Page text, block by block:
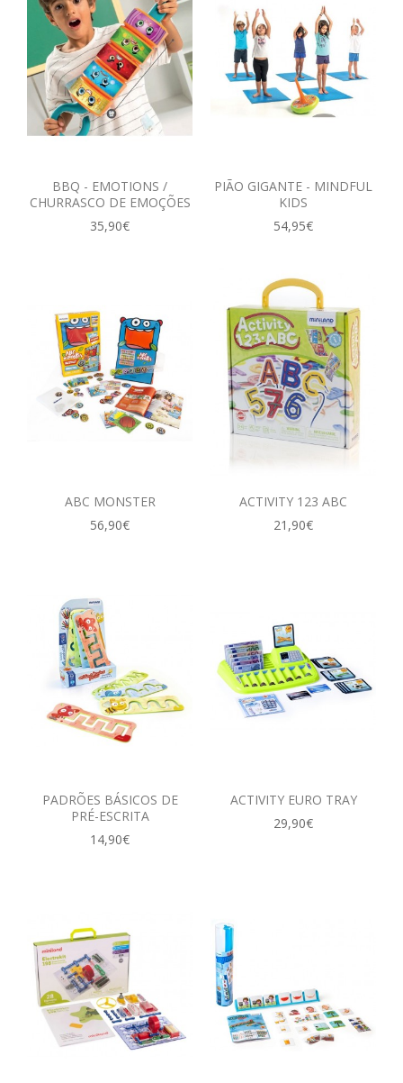
BBQ - EMOTIONS /
CHURRASCO DE EMOÇÕES
35,90€
PIÃO GIGANTE - MINDFUL
KIDS
54,95€
ABC MONSTER
56,90€
ACTIVITY 123 ABC
21,90€
PADRÕES BÁSICOS DE
PRÉ-ESCRITA
14,90€
ACTIVITY EURO TRAY
29,90€